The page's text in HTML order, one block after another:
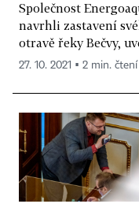
Společnost
navrhli zastavení
otravě řeky Bečvy,
27. 10. 2021 ▪ 2 min. čtení